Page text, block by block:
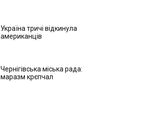
Україна тричі відкинула
американців
Чернігівська міська рада:
маразм крєпчал